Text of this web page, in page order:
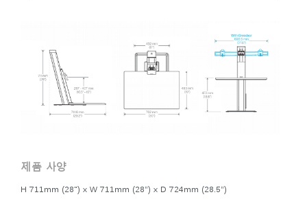
로그인
비밀번호를 잊으셨나요
Select
회원가입
추천 코드가 있으십니까?
제품 사양
H 711mm (28") x W 711mm (28”) x D 724mm (28.5”)